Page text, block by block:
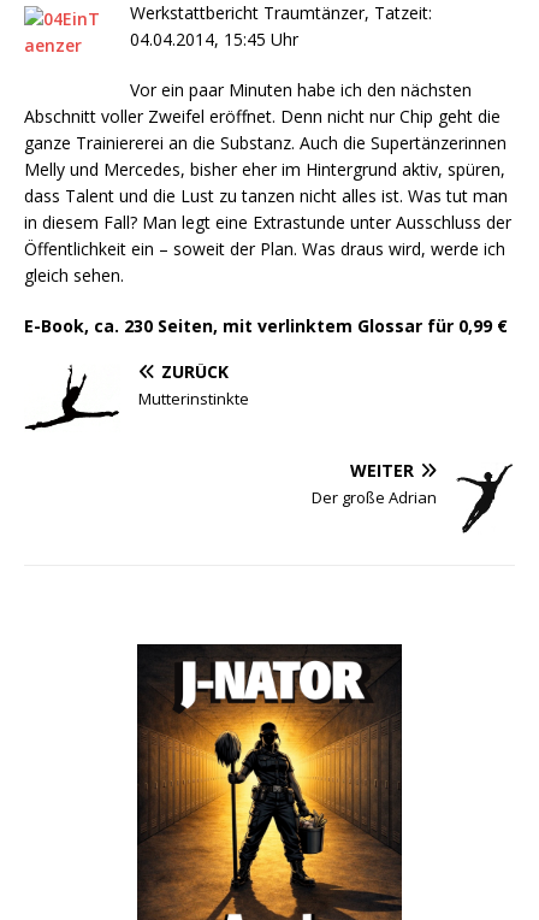
Werkstattbericht Traumtänzer, Tatzeit:
04.04.2014, 15:45 Uhr
Vor ein paar Minuten habe ich den nächsten
Abschnitt voller Zweifel eröffnet. Denn nicht nur Chip geht die
ganze Trainiererei an die Substanz. Auch die Supertänzerinnen
Melly und Mercedes, bisher eher im Hintergrund aktiv, spüren,
dass Talent und die Lust zu tanzen nicht alles ist. Was tut man
in diesem Fall? Man legt eine Extrastunde unter Ausschluss der
Öffentlichkeit ein – soweit der Plan. Was draus wird, werde ich
gleich sehen.
E-Book, ca. 230 Seiten, mit verlinktem Glossar für 0,99 €
ZURÜCK
Mutterinstinkte
WEITER
Der große Adrian